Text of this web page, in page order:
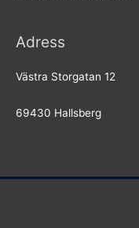
Adress
Västra Storgatan 12
69430 Hallsberg